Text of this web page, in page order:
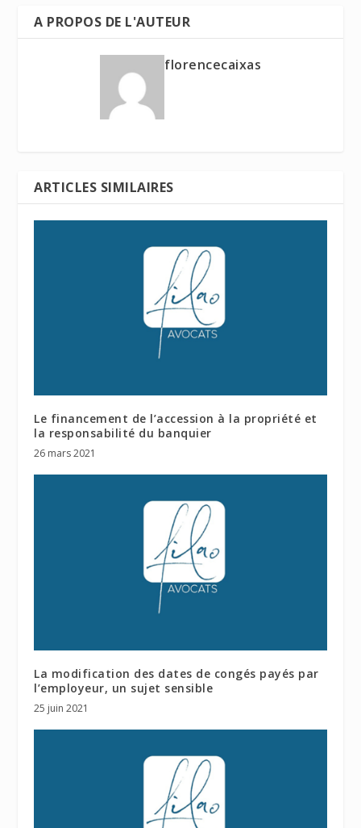
A PROPOS DE L'AUTEUR
florencecaixas
ARTICLES SIMILAIRES
Le financement de l’accession à la propriété et
la responsabilité du banquier
26 mars 2021
La modification des dates de congés payés par
l’employeur, un sujet sensible
25 juin 2021